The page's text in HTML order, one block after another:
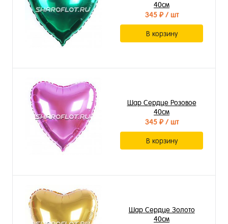
40см
345 ₽/ шт
В корзину
Шар Сердце Розовое
40см
345 ₽/ шт
В корзину
Шар Сердце Золото
40см